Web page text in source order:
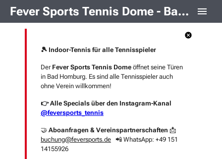
Fever Sports Tennis Dome - Bad Homburg
🎾 Indoor-Tennis für alle Tennisspieler
DerFever Sports Tennis Dome öffnet seine Türen
in Bad Homburg. Es sind alle Tennisspieler auch
ohne Verein willkommen!
👉 Alle Specials über den Instagram-Kanal
@feversports_tennis
🤝 Aboanfragen & Vereinspartnerschaften 📩
buchung@feversports.de 📲 WhatsApp: +49 151
14155926